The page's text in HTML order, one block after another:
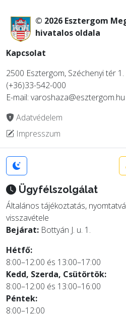
© 2026 Esztergom
hivatalos oldala
Kapcsolat
2500 Esztergom, Széchenyi tér 1.
(+36)33-542-000
E-mail: varoshaza@esztergom.hu
Adatvédelem
Impresszum
Ügyfélszolgálat
Általános tájékoztatás,
visszavétele
Bejárat: Bottyán J. u. 1.
Hétfő:
8:00–12:00 és 13:00–17:00
Kedd, Szerda, Csütörtök:
8:00–12:00 és 13:00–16:00
Péntek:
8:00–12:00